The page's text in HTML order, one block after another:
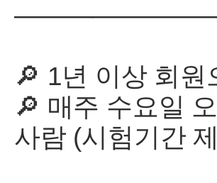
🔎 1년 이상 회
🔎 매주 수요일
사람 (시험기간